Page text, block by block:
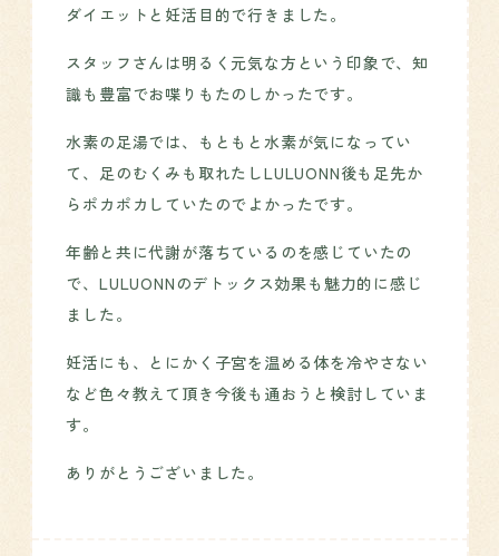
ダイエットと妊活目的で行きました。
スタッフさんは明るく元気な方という印象で、知
識も豊富でお喋りもたのしかったです。
水素の足湯では、もともと水素が気になってい
て、足のむくみも取れたしLULUONN後も足先か
らポカポカしていたのでよかったです。
年齢と共に代謝が落ちているのを感じていたの
で、LULUONNのデトックス効果も魅力的に感じ
ました。
妊活にも、とにかく子宮を温める体を冷やさない
など色々教えて頂き今後も通おうと検討していま
す。
ありがとうございました。